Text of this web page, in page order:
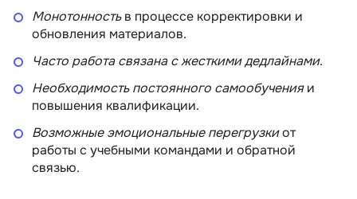
Монотонностьв процессе корректировки и
обновления материалов.
Часто работа связана с жесткими дедлайнами.
Необходимость постоянного самообученияи
повышения квалификации.
Возможные эмоциональные перегрузкиот
работы с учебными командами и обратной
связью.